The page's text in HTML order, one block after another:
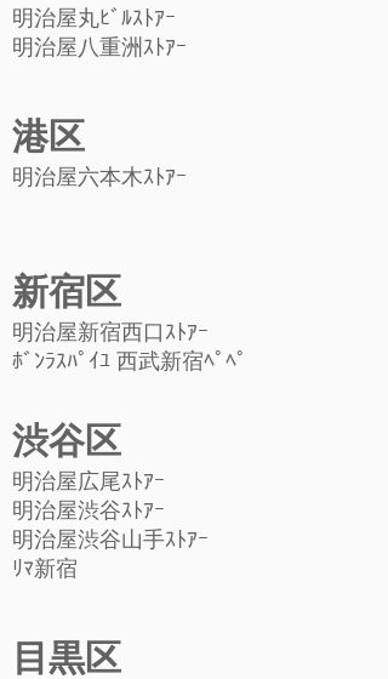
明治屋丸ﾋﾞﾙｽﾄｱｰ
明治屋八重洲ｽﾄｱｰ
港区
明治屋六本木ｽﾄｱｰ
新宿区
明治屋新宿西口ｽﾄｱｰ
ﾎﾞﾝﾗｽﾊﾟｲﾕ 西武新宿ﾍﾟﾍﾟ
渋谷区
明治屋広尾ｽﾄｱｰ
明治屋渋谷ｽﾄｱｰ
明治屋渋谷山手ｽﾄｱｰ
ﾘﾏ新宿
目黒区